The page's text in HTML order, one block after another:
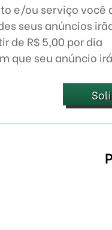
e/ou serviço você
seus anúncios
de R$ 5,00 por dia
que seu anúncio